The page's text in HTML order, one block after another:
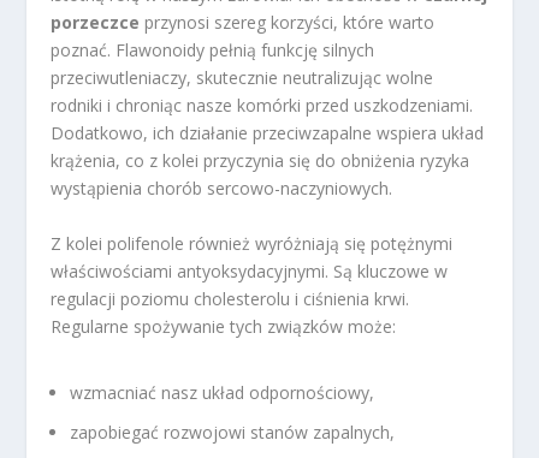
porzeczce przynosi szereg korzyści, które warto
poznać. Flawonoidy pełnią funkcję silnych
przeciwutleniaczy, skutecznie neutralizując wolne
rodniki i chroniąc nasze komórki przed uszkodzeniami.
Dodatkowo, ich działanie przeciwzapalne wspiera układ
krążenia, co z kolei przyczynia się do obniżenia ryzyka
wystąpienia chorób sercowo-naczyniowych.
Z kolei polifenole również wyróżniają się potężnymi
właściwościami antyoksydacyjnymi. Są kluczowe w
regulacji poziomu cholesterolu i ciśnienia krwi.
Regularne spożywanie tych związków może:
wzmacniać nasz układ odpornościowy,
zapobiegać rozwojowi stanów zapalnych,